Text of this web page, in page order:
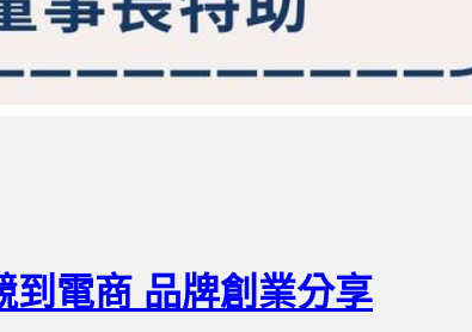
到電商 品牌創業分享